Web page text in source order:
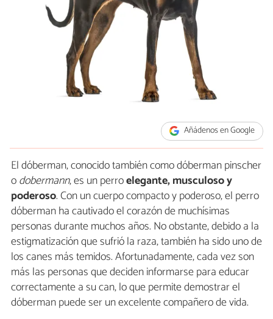
Añádenos en Google
El dóberman, conocido también como dóberman pinscher
odobermann, es un perroelegante, musculoso y
poderoso. Con un cuerpo compacto y poderoso, el perro
dóberman ha cautivado el corazón de muchísimas
personas durante muchos años. No obstante, debido a la
estigmatización que sufrió la raza, también ha sido uno de
los canes más temidos. Afortunadamente, cada vez son
más las personas que deciden informarse para educar
correctamente a su can, lo que permite demostrar el
dóberman puede ser un excelente compañero de vida.